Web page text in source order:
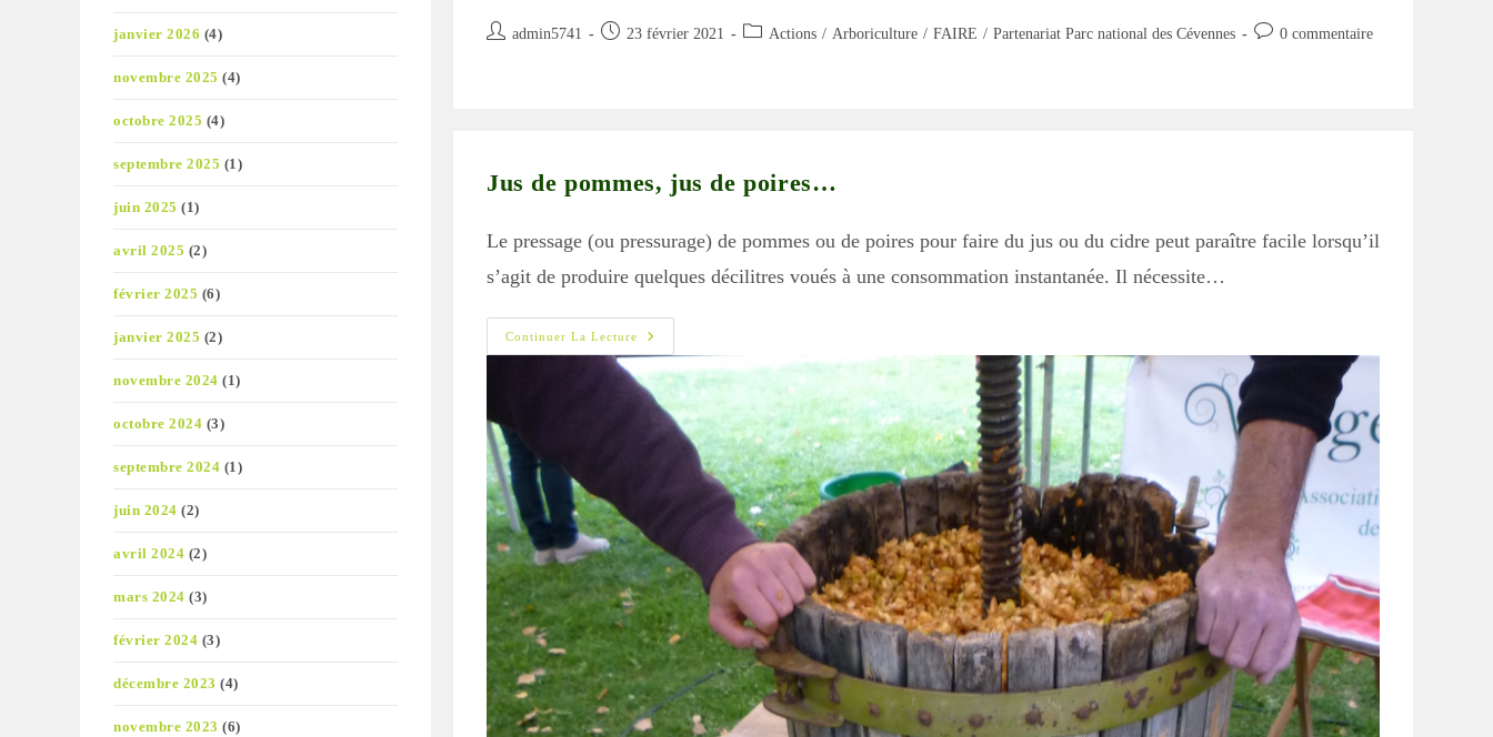
Auteur/autrice
admin5741
Publication
23 février 2021
Post Actions / Arboriculture / FAIRE / Partenariat Parc national des Cévennes
Commentaires
0 commentaire
Jus de pommes, jus de poires…
Le pressage (ou pressurage) de pommes ou de poires pour faire du jus ou du cidre peut paraître facile lorsqu’il
s’agit de produire quelques décilitres voués à une consommation instantanée. Il nécessite…
Continuer La Lecture
Jus
De
Jus
De
Poires…
janvier 2026 (4)
novembre 2025 (4)
octobre 2025 (4)
septembre 2025 (1)
juin 2025 (1)
avril 2025 (2)
février 2025 (6)
janvier 2025 (2)
novembre 2024 (1)
octobre 2024 (3)
septembre 2024 (1)
juin 2024 (2)
avril 2024 (2)
mars 2024 (3)
février 2024 (3)
décembre 2023 (4)
novembre 2023 (6)